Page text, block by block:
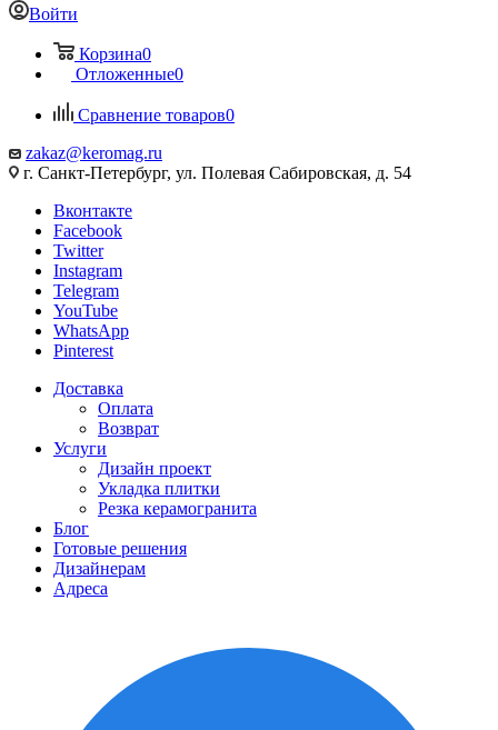
Войти
Корзина0
Отложенные0
Сравнение товаров0
zakaz@keromag.ru
г. Санкт-Петербург, ул. Полевая Сабировская, д. 54
Вконтакте
Facebook
Twitter
Instagram
Telegram
YouTube
WhatsApp
Pinterest
Доставка
Оплата
Возврат
Услуги
Дизайн проект
Укладка плитки
Резка керамогранита
Блог
Готовые решения
Дизайнерам
Адреса